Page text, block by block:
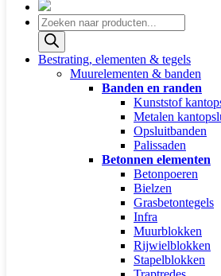
Producten
zoeken
Bestrating, elementen & tegels
Muurelementen & banden
Banden en randen
Kunststof
Metalen
Opsluitbanden
Palissaden
Betonnen elementen
Betonpoeren
Bielzen
Grasbetontegels
Infra
Muurblokken
Rijwielblokken
Stapelblokken